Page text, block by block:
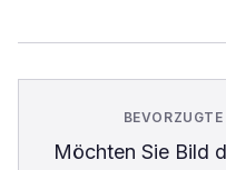
Möchten Sie Bild